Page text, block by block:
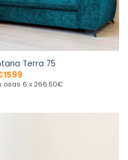
Terra 75
1599
osas 6 x 266.50€